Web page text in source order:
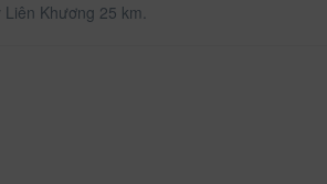
Khương 25 km.